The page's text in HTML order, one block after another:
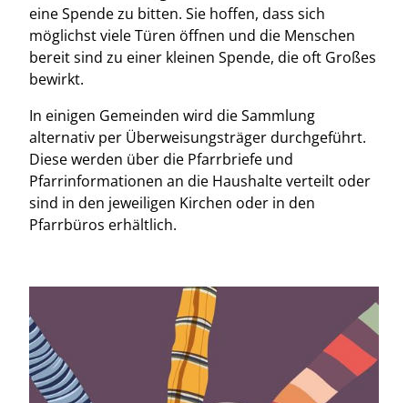
eine Spende zu bitten. Sie hoffen, dass sich
möglichst viele Türen öffnen und die Menschen
bereit sind zu einer kleinen Spende, die oft Großes
bewirkt.
In einigen Gemeinden wird die Sammlung
alternativ per Überweisungsträger durchgeführt.
Diese werden über die Pfarrbriefe und
Pfarrinformationen an die Haushalte verteilt oder
sind in den jeweiligen Kirchen oder in den
Pfarrbüros erhältlich.